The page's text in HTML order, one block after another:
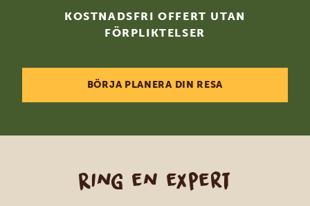
KOSTNADSFRI OFFERT UTAN
FÖRPLIKTELSER
BÖRJA PLANERA DIN RESA
Ring en expert